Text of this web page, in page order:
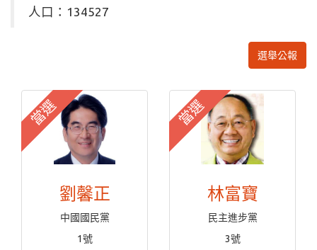
人口：134527
選舉公報
當選
劉馨正
中國國民黨
1號
當選
林富寶
民主進步黨
3號